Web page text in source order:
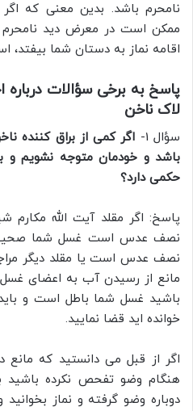
نامحرم باشد. بدین معنی که
ممکن است در معرض دید نامحرم
اقامه نماز به دستان شما بیفتد،
پاسخ به برخی سؤالات
لاک ناخن
سؤال 1-
اگر کمی از براق کننده
باشد و خودمان متوجه نشویم و
حکمی دارد؟
پاسخ: اگر مقلد آیت الله مکارم
نصف عدس است غسل شما صحیح
نصف عدس است یا مقلد دیگر
مانع از رسیدن آب به اعضای
باشید غسل شما باطل است و
خوانده اید قضا نمایید.
اگر از قبل می دانستید که مانع
هنگام وضو تفحص نکرده باشید
دوباره وضو گرفته و نماز